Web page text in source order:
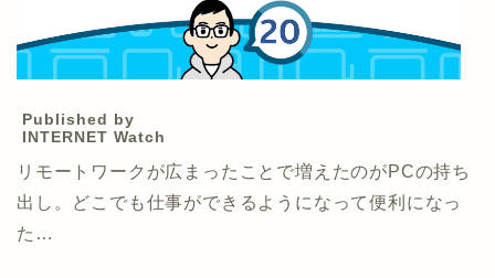
Published by
INTERNET Watch
リモートワークが広まったことで増えたのがPCの持ち
出し。どこでも仕事ができるようになって便利になっ
た…